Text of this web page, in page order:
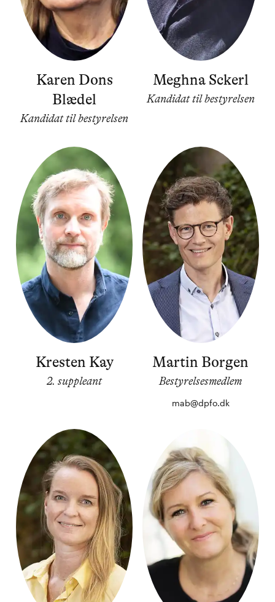
Karen Dons
Blædel
Kandidat til bestyrelsen
Meghna Sckerl
Kandidat til bestyrelsen
Kresten Kay
2. suppleant
Martin Borgen
Bestyrelsesmedlem
mab@dpfo.dk